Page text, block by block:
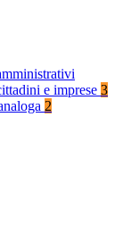
e imprese 3
2